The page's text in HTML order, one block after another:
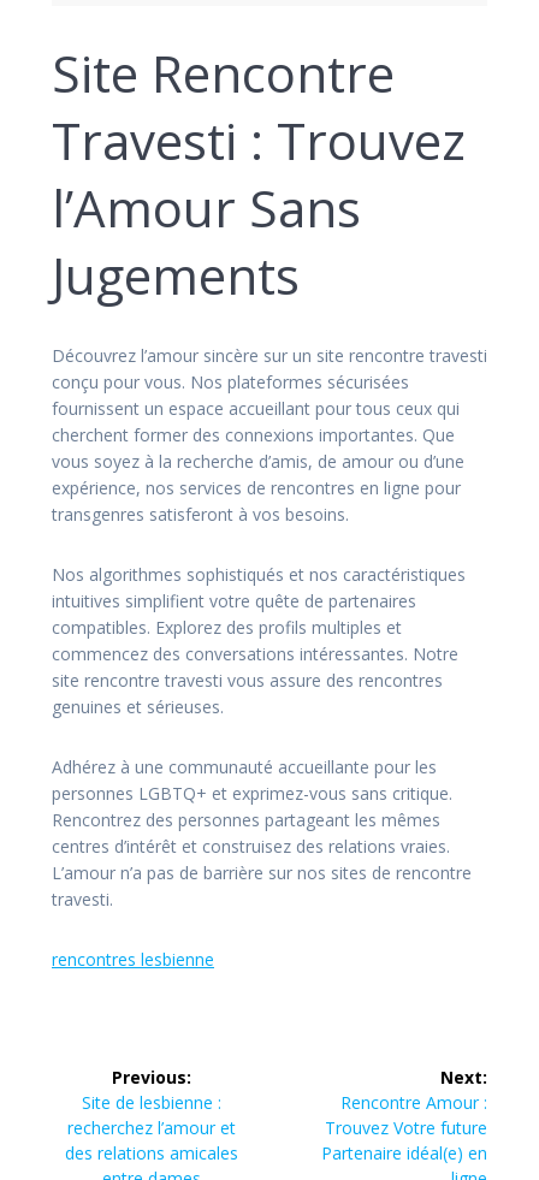
Site Rencontre
Travesti : Trouvez
l’Amour Sans
Jugements
Découvrez l’amour sincère sur un site rencontre travesti
conçu pour vous. Nos plateformes sécurisées
fournissent un espace accueillant pour tous ceux qui
cherchent former des connexions importantes. Que
vous soyez à la recherche d’amis, de amour ou d’une
expérience, nos services de rencontres en ligne pour
transgenres satisferont à vos besoins.
Nos algorithmes sophistiqués et nos caractéristiques
intuitives simplifient votre quête de partenaires
compatibles. Explorez des profils multiples et
commencez des conversations intéressantes. Notre
site rencontre travesti vous assure des rencontres
genuines et sérieuses.
Adhérez à une communauté accueillante pour les
personnes LGBTQ+ et exprimez-vous sans critique.
Rencontrez des personnes partageant les mêmes
centres d’intérêt et construisez des relations vraies.
L’amour n’a pas de barrière sur nos sites de rencontre
travesti.
rencontres lesbienne
navigation
Previous:
Previous
post:
Site de lesbienne :
recherchez l’amour et
des relations amicales
Next:
Next
post:
Rencontre Amour :
Trouvez Votre future
Partenaire idéal(e) en